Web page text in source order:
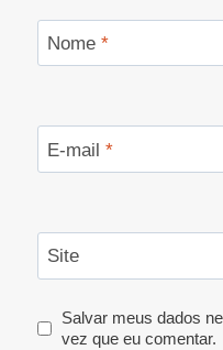
Nome *
E-mail *
Site
Salvar meus dados
vez que eu comentar.